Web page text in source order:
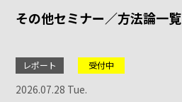
その他セミナー／方法論一覧
レポート 受付中
2026.07.28 Tue.